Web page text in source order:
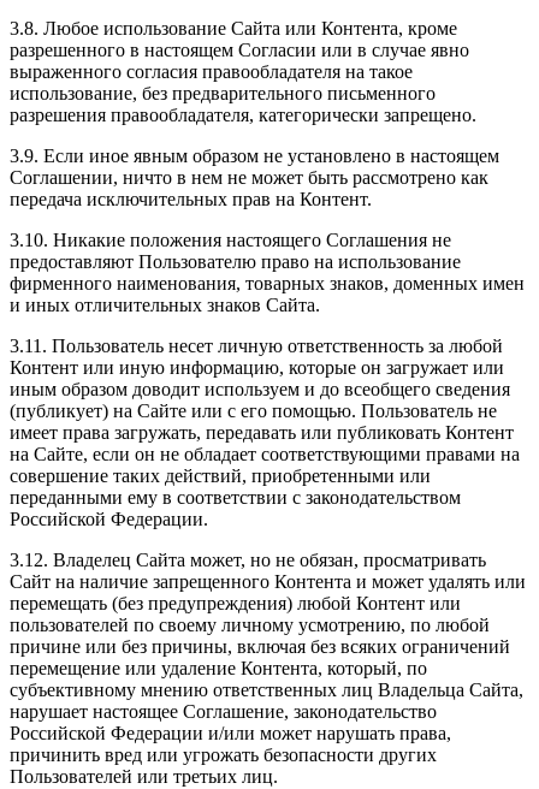
3.8. Любое использование Сайта или Контента, кроме
разрешенного в настоящем Согласии или в случае явно
выраженного согласия правообладателя на такое
использование, без предварительного письменного
разрешения правообладателя, категорически запрещено.
3.9. Если иное явным образом не установлено в настоящем
Соглашении, ничто в нем не может быть рассмотрено как
передача исключительных прав на Контент.
3.10. Никакие положения настоящего Соглашения не
предоставляют Пользователю право на использование
фирменного наименования, товарных знаков, доменных имен
и иных отличительных знаков Сайта.
3.11. Пользователь несет личную ответственность за любой
Контент или иную информацию, которые он загружает или
иным образом доводит используем и до всеобщего сведения
(публикует) на Сайте или с его помощью. Пользователь не
имеет права загружать, передавать или публиковать Контент
на Сайте, если он не обладает соответствующими правами на
совершение таких действий, приобретенными или
переданными ему в соответствии с законодательством
Российской Федерации.
3.12. Владелец Сайта может, но не обязан, просматривать
Сайт на наличие запрещенного Контента и может удалять или
перемещать (без предупреждения) любой Контент или
пользователей по своему личному усмотрению, по любой
причине или без причины, включая без всяких ограничений
перемещение или удаление Контента, который, по
субъективному мнению ответственных лиц Владельца Сайта,
нарушает настоящее Соглашение, законодательство
Российской Федерации и/или может нарушать права,
причинить вред или угрожать безопасности других
Пользователей или третьих лиц.